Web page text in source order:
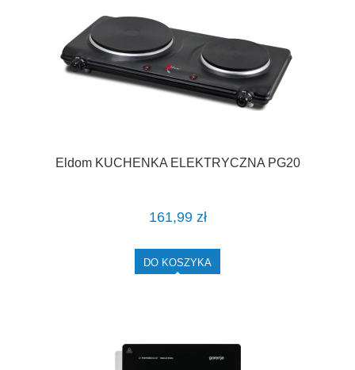
Eldom KUCHENKA ELEKTRYCZNA PG20
161,99 zł
DO KOSZYKA